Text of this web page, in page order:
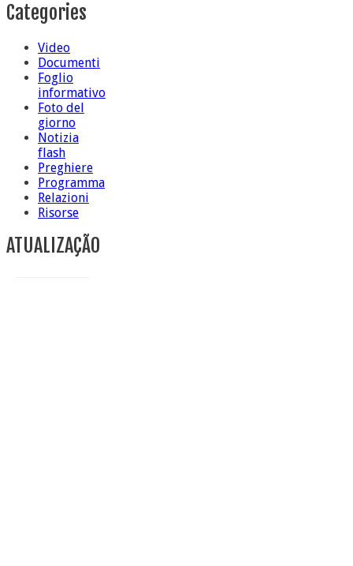
Categories
Video
Documenti
Foglio
informativo
Foto del
giorno
Notizia
flash
Preghiere
Programma
Relazioni
Risorse
ATUALIZAÇÃO